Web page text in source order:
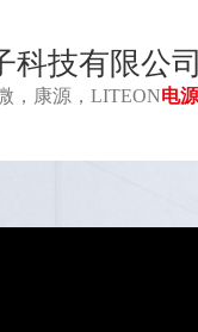
科技有限公
，康源，LITEON电